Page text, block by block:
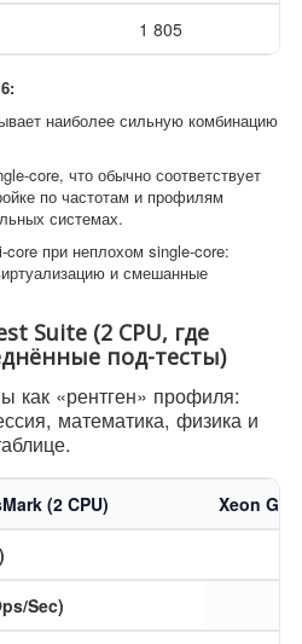
1 805
наиболее сильную комбинацию
core, что обычно соответствует
по частотам и профилям
системах.
core при неплохом single-core:
и смешанные
Suite (2 CPU, где
под-тесты)
как «рентген» профиля:
математика, физика и
(2 CPU) Xeon
Sec)